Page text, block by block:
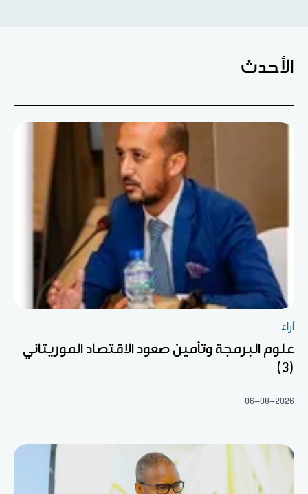
الأحدث
آراء
علوم البرمجة وتأمين صعود الاقتصاد الموريتاني
(3)
06-08-2026